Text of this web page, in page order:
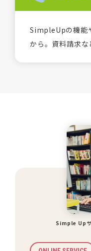
SimpleUpの機能
から。資料請求な
Simple Upサ